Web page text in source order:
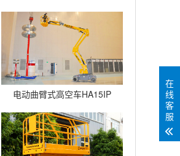
电动曲臂式高空车HA15IP
在
线
客
服